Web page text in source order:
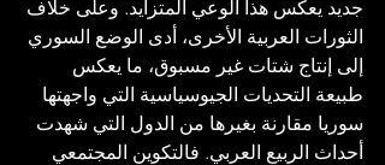
جديد يعكس هذا الوعي المتزايد. وعلى خلاف
الثورات العربية الأخرى، أدى الوضع السوري
إلى إنتاج شتات غير مسبوق، ما يعكس
طبيعة التحديات الجيوسياسية التي واجهتها
سوريا مقارنة بغيرها من الدول التي شهدت
أحداث الربيع العربي. فالتكوين المجتمعي